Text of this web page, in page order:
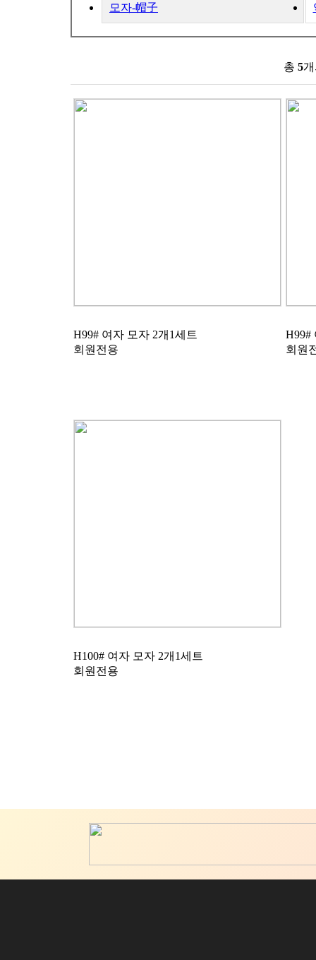
모자-帽子
총 5
H99# 여자 모자 2개1세트
회원전용
H99#
회원
H100# 여자 모자 2개1세트
회원전용